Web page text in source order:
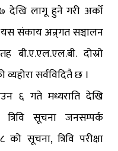
देखि लागू हुने गरी अर्को
संकाय अन्र्गत सञ्चालन
दोस्रो
सर्वविदितै छ ।
६ गते मध्यराति देखि
सूचना जनसम्पर्क
सूचना, त्रिवि परीक्षा